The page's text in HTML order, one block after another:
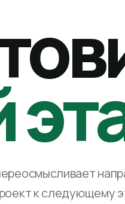
к следующему